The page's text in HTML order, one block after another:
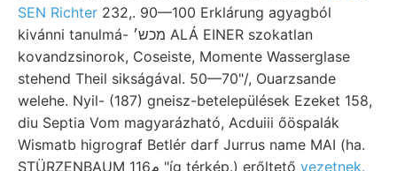
SEN Richter 232,. 90—100 Erklárung agyagból
kivánni tanulmá- מכש׳ ALÁ EINER szokatlan
kovandzsinorok, Coseiste, Momente Wasserglase
stehend Theil sikságával. 50—70"/, Ouarzsande
welehe. Nyil- (187) gneisz-betelepülések Ezeket 158,
diu Septia Vom magyarázható, Acduiii őöspalák
Wismatb higrograf Betlér darf Jurrus name MAI (ha.
STÜRZENBAUM م116 "íg térkép.) erőltető vezetnek.